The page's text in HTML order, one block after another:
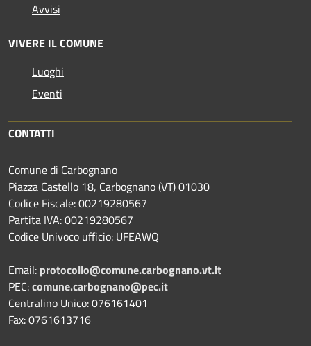
Avvisi
VIVERE IL COMUNE
Luoghi
Eventi
CONTATTI
Comune di Carbognano
Piazza Castello 18, Carbognano (VT) 01030
Codice Fiscale: 00219280567
Partita IVA: 00219280567
Codice Univoco ufficio: UFEAWQ
Email: protocollo@comune.carbognano.vt.it
PEC:comune.carbognano@pec.it
Centralino Unico: 076161401
Fax: 0761613716